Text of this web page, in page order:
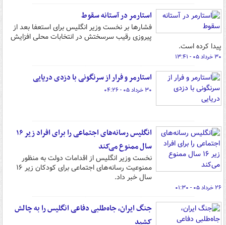
استارمر در آستانه سقوط
فشارها بر نخست وزیر انگلیس برای استعفا بعد از
پیروزی رقیب سرسختش در انتخابات محلی افزایش
پیدا کرده است.
۳۰ خرداد ۰۵ - ۱۳:۴۱
استارمر و فرار از سرنگونی با دزدی دریایی
۳۰ خرداد ۰۵ - ۰۴:۲۶
انگلیس رسانه‌های اجتماعی را برای افراد زیر ۱۶
سال ممنوع می‌کند
نخست وزیر انگلیس از اقدامات دولت به منظور
ممنوعیت رسانه‌های اجتماعی برای کودکان زیر ۱۶
سال خبر داد.
۲۶ خرداد ۰۵ - ۰۱:۳۰
جنگ ایران، جاه‌طلبی دفاعی انگلیس را به چالش
کشید